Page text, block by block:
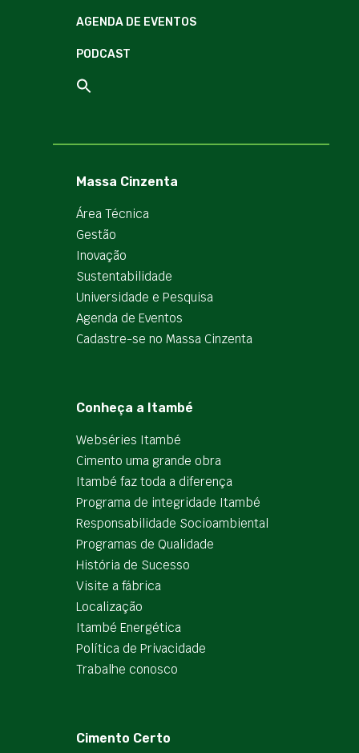
AGENDA DE EVENTOS
PODCAST
Massa Cinzenta
Área Técnica
Gestão
Inovação
Sustentabilidade
Universidade e Pesquisa
Agenda de Eventos
Cadastre-se no Massa Cinzenta
Conheça a Itambé
Webséries Itambé
Cimento uma grande obra
Itambé faz toda a diferença
Programa de integridade Itambé
Responsabilidade Socioambiental
Programas de Qualidade
História de Sucesso
Visite a fábrica
Localização
Itambé Energética
Política de Privacidade
Trabalhe conosco
Cimento Certo